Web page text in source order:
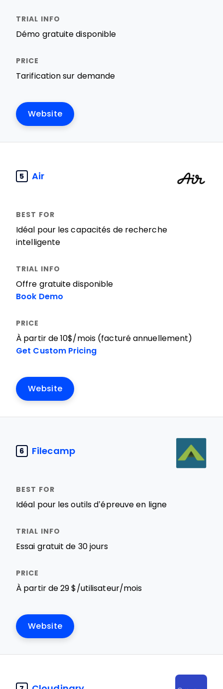
Démo gratuite disponible
Tarification sur demande
Website
5 Air
Idéal pour les capacités de recherche
intelligente
Offre gratuite disponible
Book Demo
À partir de 10$/mois (facturé annuellement)
Get Custom Pricing
Website
6 Filecamp
Idéal pour les outils d’épreuve en ligne
Essai gratuit de 30 jours
À partir de 29 $/utilisateur/mois
Website